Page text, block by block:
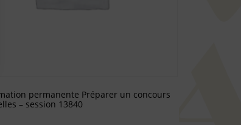
permanente Préparer un concours
– session 13840